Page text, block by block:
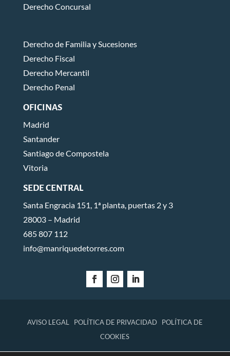
Derecho Concursal
Derecho de Familia y Sucesiones
Derecho Fiscal
Derecho Mercantil
Derecho Penal
OFICINAS
Madrid
Santander
Santiago de Compostela
Vitoria
SEDE CENTRAL
Santa Engracia 151, 1ª planta, puertas 2 y 3
28003 – Madrid
685 807 112
info@manriquedetorres.com
AVISO LEGAL POLÍTICA DE PRIVACIDAD
POLÍTICA DE
COOKIES